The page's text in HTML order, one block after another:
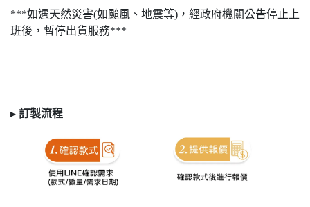
***如遇天然災害(如颱風、地震等)，經政府機關公告停止上
班後，暫停出貨服務***
▸ 訂製流程